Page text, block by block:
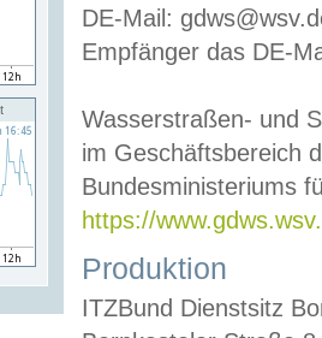
DE-Mail:
Empfänger das DE-
Wasserstraßen- und
im Geschäftsbereich
Bundesministeriums
https://
Produktion
ITZBund Dienstsitz